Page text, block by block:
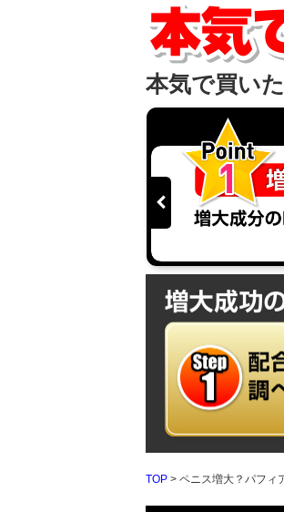
本気で買い
TOP > ペニス増大？パフィ